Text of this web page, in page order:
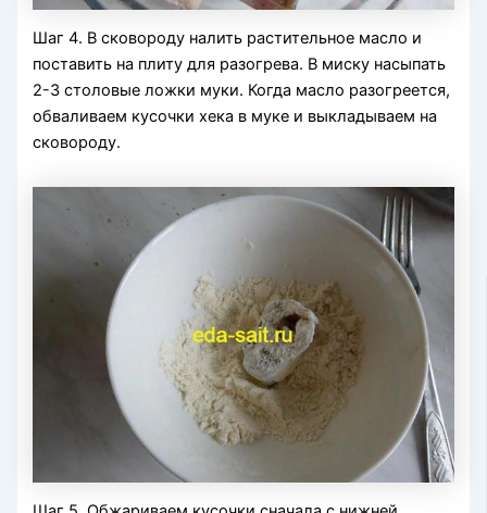
Шаг 4. В сковороду налить растительное масло и
поставить на плиту для разогрева. В миску насыпать
2-3 столовые ложки муки. Когда масло разогреется,
обваливаем кусочки хека в муке и выкладываем на
сковороду.